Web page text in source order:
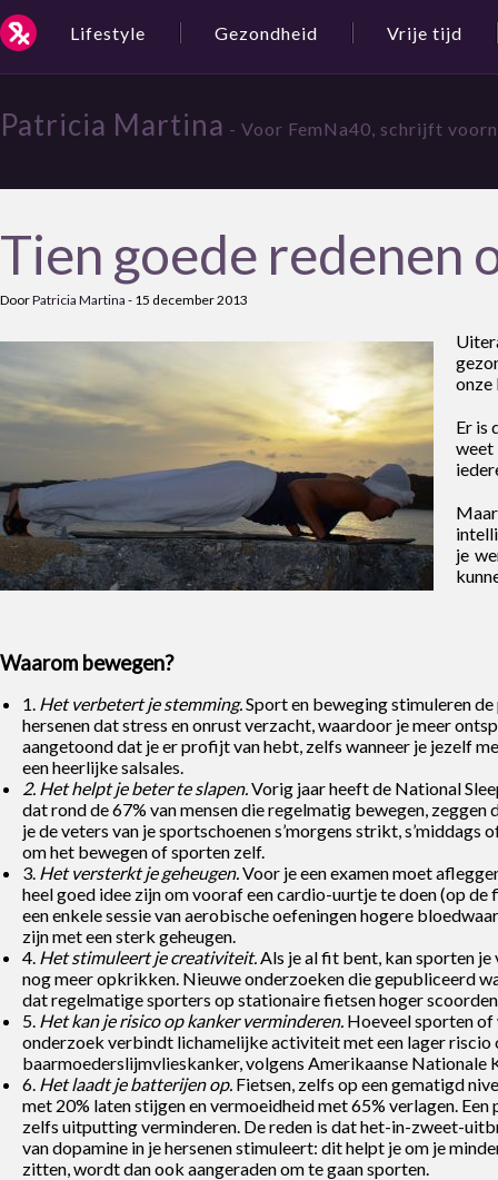
Lifestyle Gezondheid Vrije tijd
Patricia Martina - Voor FemNa40, schrijft
Tien goede redenen
DoorPatricia Martina - 15 december 2013
onze
Er is
je
Waarom bewegen?
1. Het verbetert je stemming. Sport en beweging stimuleren
hersenen dat stress en onrust verzacht, waardoor je meer
aangetoond dat je er profijt van hebt, zelfs wanneer je jezelf
een heerlijke salsales.
2. Het helpt je beter te slapen. Vorig jaar heeft de National
dat rond de 67% van mensen die regelmatig bewegen,
je de veters van je sportschoenen s’morgens strikt, s’middags
om het bewegen of sporten zelf.
3. Het versterkt je geheugen. Voor je een examen moet
heel goed idee zijn om vooraf een cardio-uurtje te doen (op
een enkele sessie van aerobische oefeningen hogere
zijn met een sterk geheugen.
4. Het stimuleert je creativiteit. Als je al fit bent, kan sporten
nog meer opkrikken. Nieuwe onderzoeken die gepubliceerd
dat regelmatige sporters op stationaire fietsen hoger
5. Het kan je risico op kanker verminderen. Hoeveel sporten
onderzoek verbindt lichamelijke activiteit met een lager riscio
baarmoederslijmvlieskanker, volgens Amerikaanse Nationale
6. Het laadt je batterijen op. Fietsen, zelfs op een gematigd
met 20% laten stijgen en vermoeidheid met 65% verlagen.
zelfs uitputting verminderen. De reden is dat het-in-zweet-
van dopamine in je hersenen stimuleert: dit helpt je om je
zitten, wordt dan ook aangeraden om te gaan sporten.